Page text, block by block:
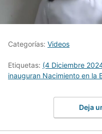
Categorías: Videos
Etiquetas: (4 Diciembre
inauguran Nacimiento en la
Deja